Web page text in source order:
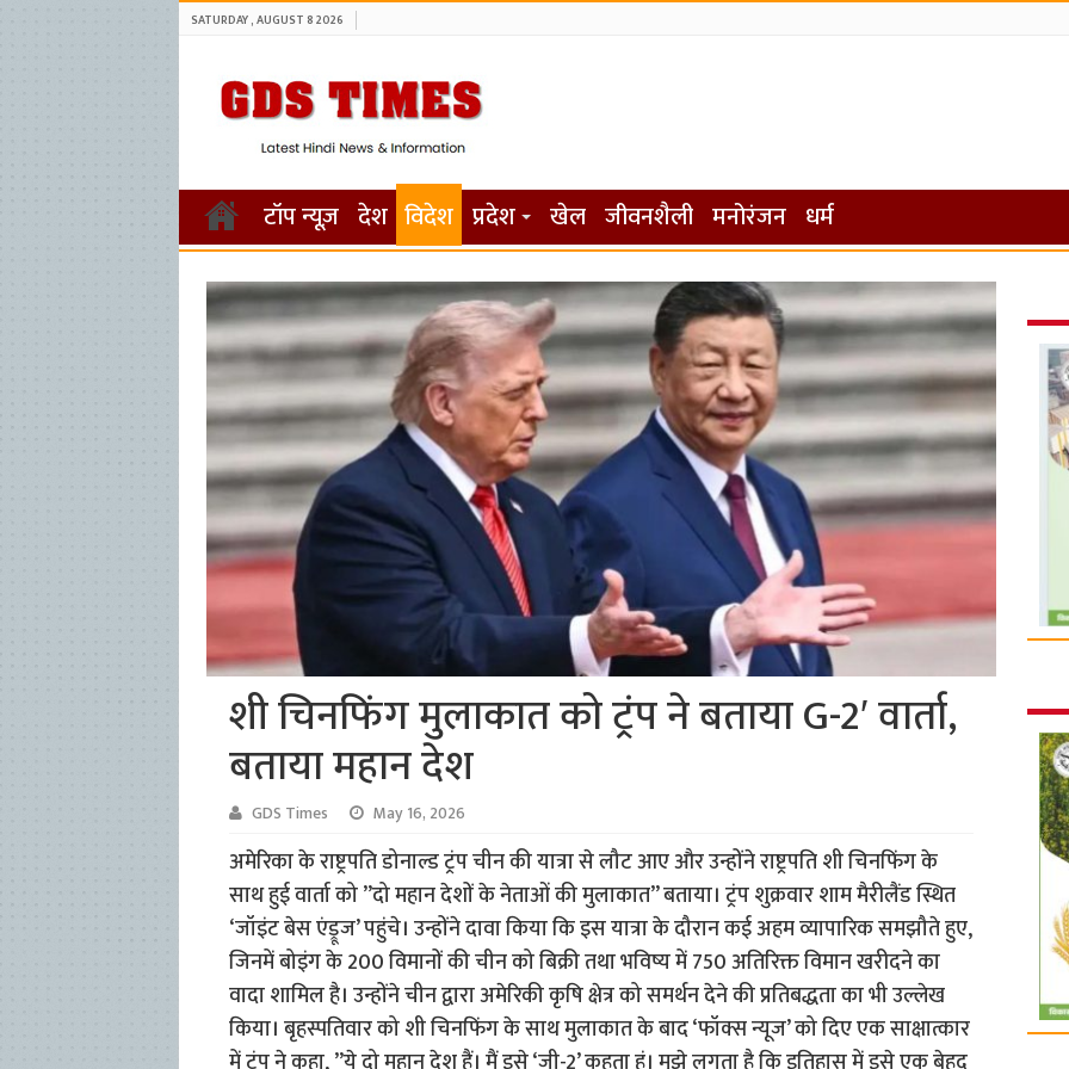
SATURDAY , AUGUST 8 2026
टॉप न्यूज़ देश विदेश प्रदेश खेल जीवनशैली मनोरंजन धर्म
शी चिनफिंग मुलाकात को ट्रंप ने बताया G-2′ वार्ता,
बताया महान देश
GDS Times May 16, 2026
अमेरिका के राष्ट्रपति डोनाल्ड ट्रंप चीन की यात्रा से लौट आए और उन्होंने राष्ट्रपति शी चिनफिंग के
साथ हुई वार्ता को ”दो महान देशों के नेताओं की मुलाकात” बताया। ट्रंप शुक्रवार शाम मैरीलैंड स्थित
‘जॉइंट बेस एंड्रूज’ पहुंचे। उन्होंने दावा किया कि इस यात्रा के दौरान कई अहम व्यापारिक समझौते हुए,
जिनमें बोइंग के 200 विमानों की चीन को बिक्री तथा भविष्य में 750 अतिरिक्त विमान खरीदने का
वादा शामिल है। उन्होंने चीन द्वारा अमेरिकी कृषि क्षेत्र को समर्थन देने की प्रतिबद्धता का भी उल्लेख
किया। बृहस्पतिवार को शी चिनफिंग के साथ मुलाकात के बाद ‘फॉक्स न्यूज’ को दिए एक साक्षात्कार